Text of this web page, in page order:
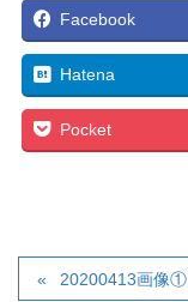
Facebook
Hatena
Pocket
20200413画像①